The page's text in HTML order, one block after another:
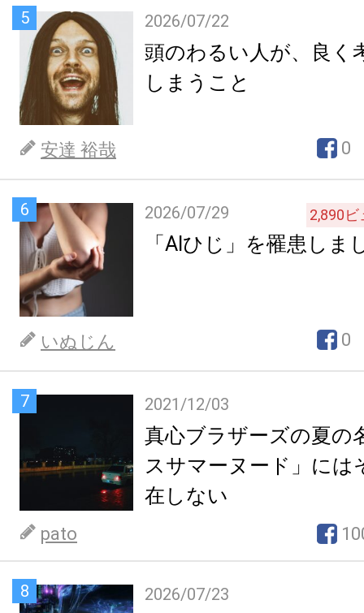
5 2026/07/22
頭のわるい人が、良く
しまうこと
安達 裕哉 0
6 2026/07/29 2,890ビ
「AIひじ」を罹患しま
いぬじん 0
7 2021/12/03
真心ブラザーズの夏の
スサマーヌード」には
在しない
pato
8 2026/07/23